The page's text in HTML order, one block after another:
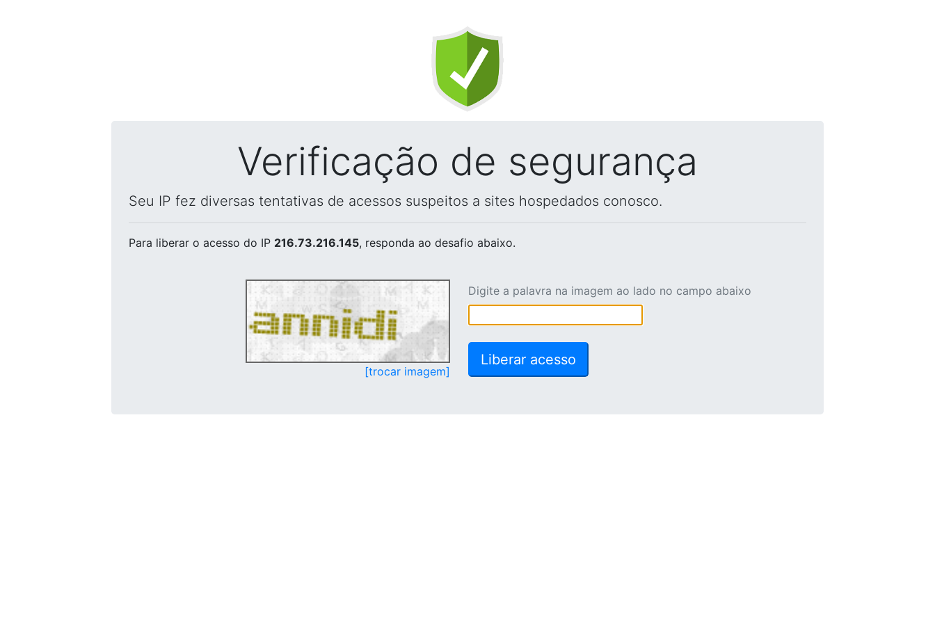
Verificação de segurança
Seu IP fez diversas tentativas de acessos suspeitos a sites hospedados conosco.
Para liberar o acesso do IP 216.73.216.145, responda ao desafio abaixo.
[trocar imagem]
Digite a palavra na imagem ao lado no campo abaixo